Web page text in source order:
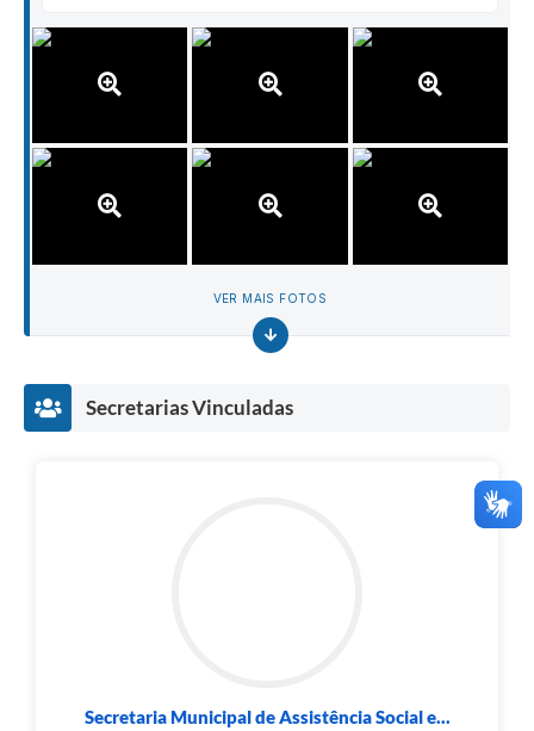
VER MAIS FOTOS
Secretarias Vinculadas
Secretaria Municipal de Assistência Social e...